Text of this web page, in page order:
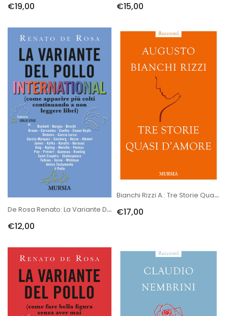
€19,00 €15,00
De Rosa Renato: La Variante Del Pollo Internazional
€12,00
Bianchi Rizzi A.: Tre Storie Quasi D'amore
€17,00